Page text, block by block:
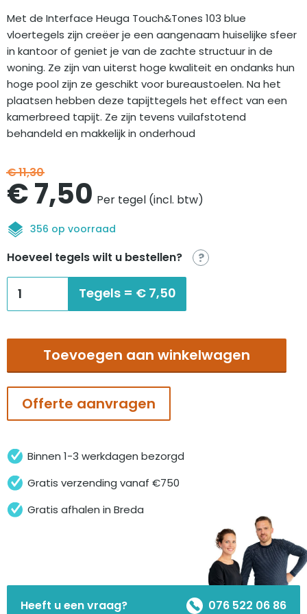
Met de Interface Heuga Touch&Tones 103 blue
vloertegels zijn creëer je een aangenaam huiselijke sfeer
in kantoor of geniet je van de zachte structuur in de
woning. Ze zijn van uiterst hoge kwaliteit en ondanks hun
hoge pool zijn ze geschikt voor bureaustoelen. Na het
plaatsen hebben deze tapijttegels het effect van een
kamerbreed tapijt. Ze zijn tevens vuilafstotend
behandeld en makkelijk in onderhoud
€11,30
Oorspronkelijke
prijs
was:
€11,30.
€7,50Huidige
prijs
is:
€7,50.
Per tegel (incl. btw)
356 op voorraad
Hoeveel tegels wilt u bestellen? ?
103
aantal
Tegels = € 7,50
Toevoegen aan winkelwagen
Offerte aanvragen
Binnen 1-3 werkdagen bezorgd
Gratis verzending vanaf €750
Gratis afhalen in Breda
Heeft u een vraag?
076 522 06 86